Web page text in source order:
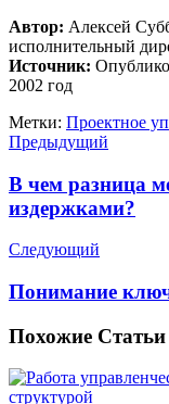
Автор: Алексей
исполнительный
Источник:
2002 год
Метки: Проектное
Предыдущий
В чем разница
издержками?
Следующий
Понимание
Похожие Статьи